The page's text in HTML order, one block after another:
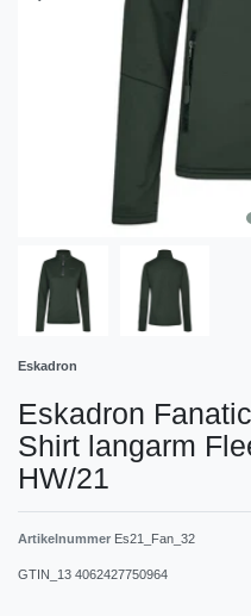
Eskadron
Eskadron
Shirt langarm
HW/21
Artikelnummer Es21_Fan_32
GTIN_13 4062427750964